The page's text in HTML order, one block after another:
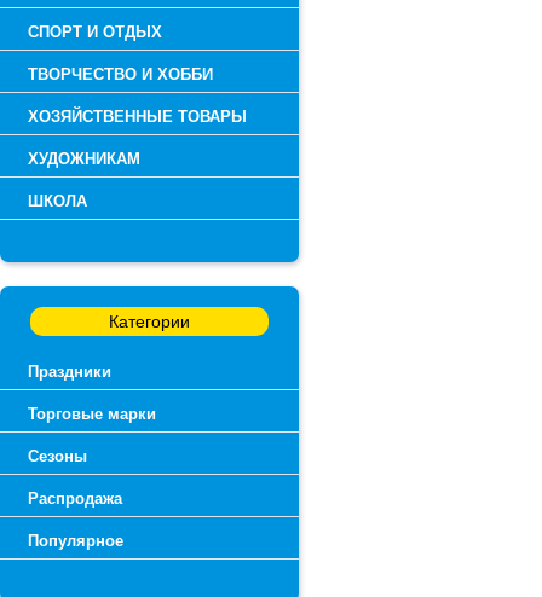
СПОРТ И ОТДЫХ
ТВОРЧЕСТВО И ХОББИ
ХОЗЯЙСТВЕННЫЕ ТОВАРЫ
ХУДОЖНИКАМ
ШКОЛА
Категории
Праздники
Торговые марки
Сезоны
Распродажа
Популярное